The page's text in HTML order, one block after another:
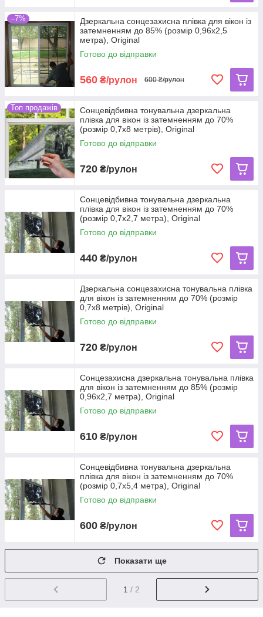
–7%
Дзеркальна сонцезахисна плівка для вікон із
затемненням до 85% (розмір 0,96х2,5
метра), Original
Готово до відправки
560 ₴/рулон 600 ₴/рулон
Топ продажів
Сонцевідбивна тонувальна дзеркальна
плівка для вікон із затемненням до 70%
(розмір 0,7х8 метрів), Original
Готово до відправки
720 ₴/рулон
Сонцевідбивна тонувальна дзеркальна
плівка для вікон із затемненням до 70%
(розмір 0,7х2,7 метра), Original
Готово до відправки
440 ₴/рулон
Дзеркальна сонцезахисна тонувальна плівка
для вікон із затемненням до 70% (розмір
0,7х8 метрів), Original
Готово до відправки
720 ₴/рулон
Сонцезахисна дзеркальна тонувальна плівка
для вікон із затемненням до 85% (розмір
0,96х2,7 метра), Original
Готово до відправки
610 ₴/рулон
Сонцевідбивна тонувальна дзеркальна
плівка для вікон із затемненням до 70%
(розмір 0,7х5,4 метра), Original
Готово до відправки
600 ₴/рулон
Показати ще
1 / 2